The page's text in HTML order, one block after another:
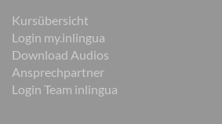
Kursübersicht
Login my.inlingua
Download Audios
Ansprechpartner
Login Team inlingua